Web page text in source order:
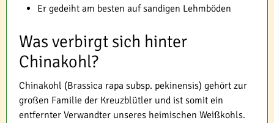
Er gedeiht am besten auf sandigen Lehmböden
Was verbirgt sich hinter
Chinakohl?
Chinakohl (Brassica rapa subsp. pekinensis) gehört zur
großen Familie der Kreuzblütler und ist somit ein
entfernter Verwandter unseres heimischen Weißkohls.